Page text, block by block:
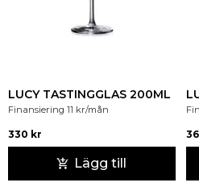
LUCY TASTINGGLAS 200ML
Finansiering 11 kr/mån
330 kr
Lägg till